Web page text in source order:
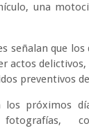
una
señalan que
actos
preventivos
los próximos